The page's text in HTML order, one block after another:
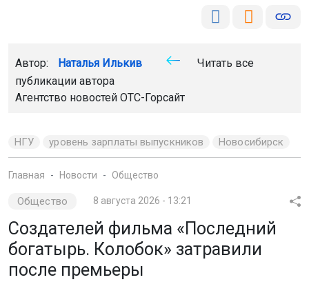
часть», обратился к Следственному комитету
и прокуратуре из-за травли съёмочной группы фильма.
По его словам, участники проекта столкнулись